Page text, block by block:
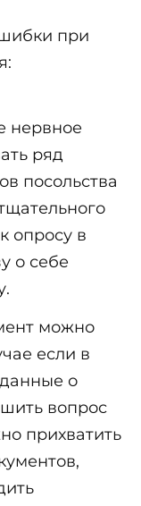
при
нервное
ряд
посольства
опросу в
о себе
можно
если в
о
вопрос
прихватить